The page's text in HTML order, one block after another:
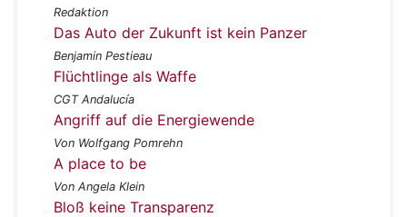
Redaktion
Das Auto der Zukunft ist kein Panzer
Benjamin Pestieau
Flüchtlinge als Waffe
CGT Andalucía
Angriff auf die Energiewende
Von Wolfgang Pomrehn
A place to be
Von Angela Klein
Bloß keine Transparenz